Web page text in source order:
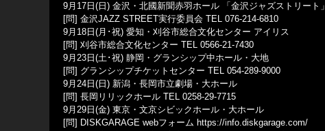
9月17日(日) 金沢・北國新聞赤羽ホール 「金沢ジャズストリート」
[問] 金沢JAZZ STREET実行委員会 TEL 076-214-6810
9月18日(月･祝) 愛知・刈谷市総合文化センター アイリス
[問] 刈谷市総合文化センター TEL 0566-21-7430
9月23日(土･祝) 静岡・グランシップ中ホール・大地
[問] グランシップチケットセンター TEL 054-289-9000
9月24日(日) 新潟・長岡市立劇場・大ホール
[問] 長岡リリックホール TEL 0258-29-7715
9月29日(金) 東京・文京シビックホール・大ホール
[問] DISKGARAGE webフォーム https://info.diskgarage.com/